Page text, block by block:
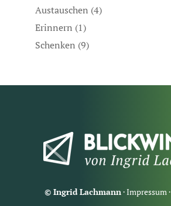
Austauschen (4)
Erinnern (1)
Schenken (9)
© Ingrid Lachmann·Impressum·